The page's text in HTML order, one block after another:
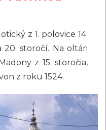
z 1. polovice 14.
20. storočí. Na oltári
z 15. storočia,
z roku 1524.